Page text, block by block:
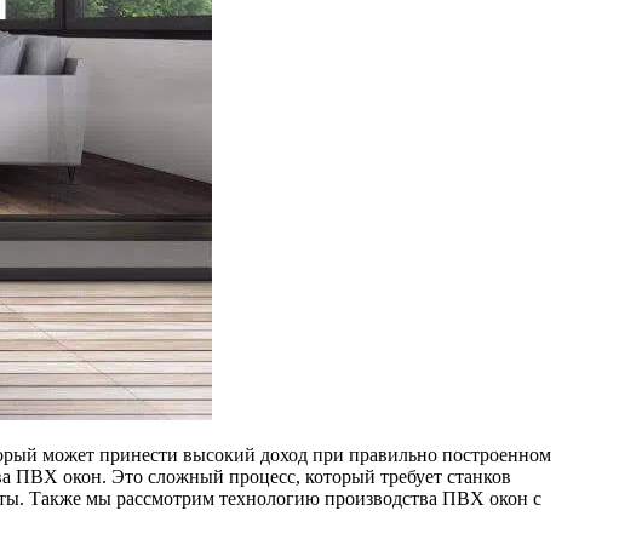
может принести высокий доход при правильно построенном
ПВХ окон. Это сложный процесс, который требует станков
Также мы рассмотрим технологию производства ПВХ окон с